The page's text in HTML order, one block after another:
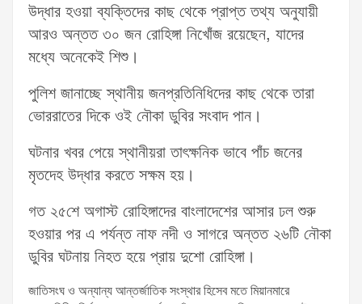
উদ্ধার হওয়া ব্যক্তিদের কাছ থেকে প্রাপ্ত তথ্য অনুযায়ী
আরও অন্তত ৩০ জন রোহিঙ্গা নিখোঁজ রয়েছেন, যাদের
মধ্যে অনেকেই শিশু।
পুলিশ জানাচ্ছে স্থানীয় জনপ্রতিনিধিদের কাছ থেকে তারা
ভোররাতের দিকে ওই নৌকা ডুবির সংবাদ পান।
ঘটনার খবর পেয়ে স্থানীয়রা তাৎক্ষনিক ভাবে পাঁচ জনের
মৃতদেহ উদ্ধার করতে সক্ষম হয়।
গত ২৫শে অগাস্ট রোহিঙ্গাদের বাংলাদেশের আসার ঢল শুরু
হওয়ার পর এ পর্যন্ত নাফ নদী ও সাগরে অন্তত ২৬টি নৌকা
ডুবির ঘটনায় নিহত হয়ে প্রায় দুশো রোহিঙ্গা।
জাতিসংঘ ও অন্যান্য আন্তর্জাতিক সংস্থার হিসেব মতে মিয়ানমারে